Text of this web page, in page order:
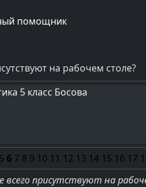
помощник
на рабочем столе?
5 класс Босова
5 6 7 8 9 10 11 12 13 14 15 16 17
всего присутствуют на